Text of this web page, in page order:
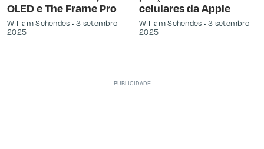
OLED e The Frame Pro
William Schendes
3 setembro
2025
celulares da Apple
William Schendes
3 setembro
2025